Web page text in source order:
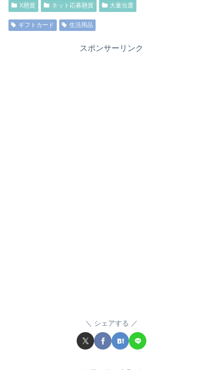
X懸賞 ネット応募懸賞 大量当選
ギフトカード 生活用品
スポンサーリンク
シェアする